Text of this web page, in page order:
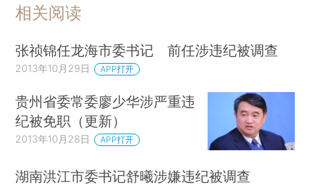
相关阅读
张祯锦任龙海市委书记 前任涉违纪被调查
2013年10月29日 APP打开
贵州省委常委廖少华涉严重违
纪被免职（更新）
2013年10月28日 APP打开
湖南洪江市委书记舒曦涉嫌违纪被调查